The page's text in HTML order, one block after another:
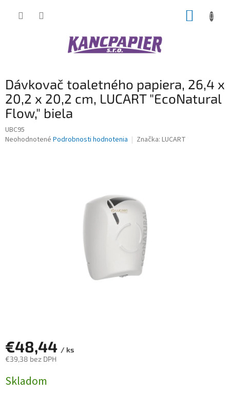
Dávkovač toaletného papiera, 26,4 x
20,2 x 20,2 cm, LUCART "EcoNatural
Flow," biela
UBC95
Priemerné
Neohodnotené Podrobnosti hodnotenia Značka: LUCART
€48,44 / ks
€39,38 bez DPH
cena:
Skladom